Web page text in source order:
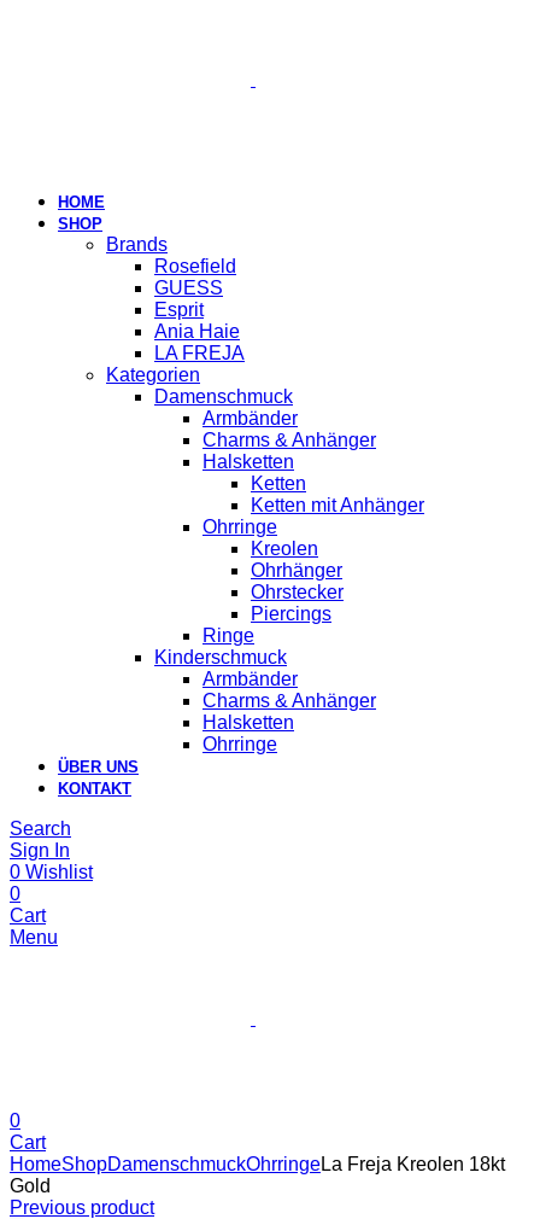
HOME
SHOP
Brands
Rosefield
GUESS
Esprit
Ania Haie
LA FREJA
Kategorien
Damenschmuck
Armbänder
Charms & Anhänger
Halsketten
Ketten
Ketten mit Anhänger
Ohrringe
Kreolen
Ohrhänger
Ohrstecker
Piercings
Ringe
Kinderschmuck
Armbänder
Charms & Anhänger
Halsketten
Ohrringe
ÜBER UNS
KONTAKT
Search
Sign In
0 Wishlist
0
Cart
Menu
0
Cart
HomeShopDamenschmuckOhrringeLa Freja Kreolen 18kt
Gold
Previous product